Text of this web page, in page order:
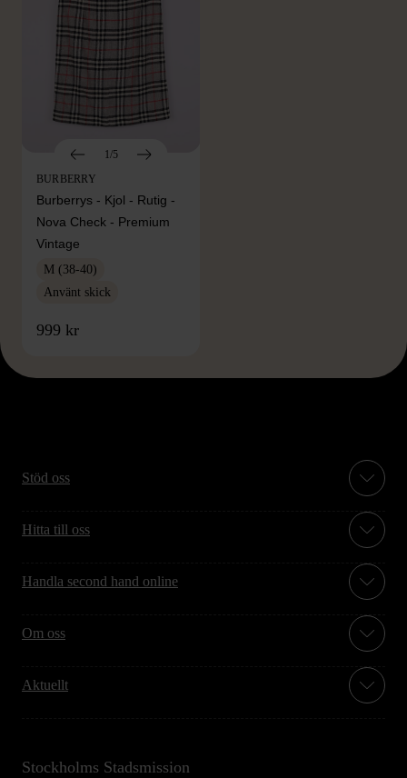
1/5
BURBERRY
Burberrys - Kjol - Rutig -
Nova Check - Premium
Vintage
M (38-40)
Använt skick
999 kr
Stöd oss
Hitta till oss
Handla second hand online
Om oss
Aktuellt
Stockholms Stadsmission